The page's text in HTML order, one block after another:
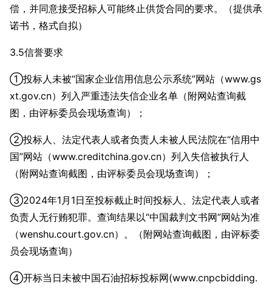
偿，并同意接受招标人可能终止供货合同的要求。（提供承
诺书，格式自拟）
3.5信誉要求
①投标人未被“国家企业信用信息公示系统”网站（www.gs
xt.gov.cn）列入严重违法失信企业名单（附网站查询截
图，由评标委员会现场查询）；
②投标人、法定代表人或者负责人未被人民法院在“信用中
国”网站（www.creditchina.gov.cn）列入失信被执行人
（附网站查询截图，由评标委员会现场查询）；
③2024年1月1日至投标截止时间投标人、法定代表人或者
负责人无行贿犯罪。查询结果以“中国裁判文书网”网站为准
（wenshu.court.gov.cn）。（附网站查询截图，由评标委
员会现场查询）
④开标当日未被中国石油招标投标网(www.cnpcbidding.